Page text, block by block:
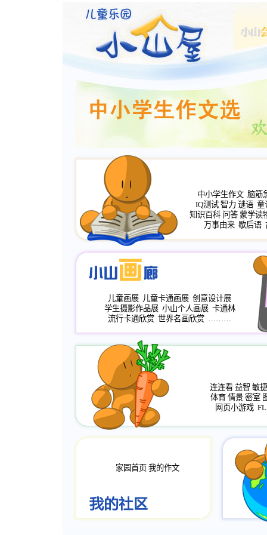
中小学生作文 脑筋
IQ测试 智力 谜语 童
知识百科 问答 蒙学读
万事由来 歇后语
儿童画展 儿童卡通画展 创意设计展
学生摄影作品展 小山个人画展 卡通林
流行卡通欣赏 世界名画欣赏 ………
连连看 益智 敏捷
体育 情景 密室
网页小游戏
家园首页 我的作文